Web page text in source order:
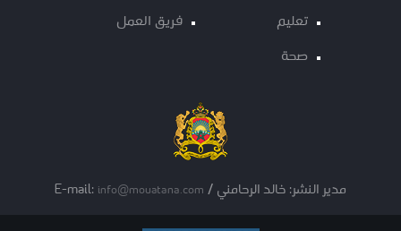
تعليم
صحة
فريق العمل
مدير النشر: خالد الرحامني / E-mail: info@mouatana.com